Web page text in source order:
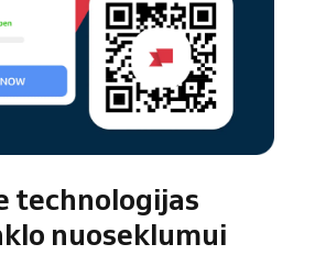
technologijas
nuoseklumui